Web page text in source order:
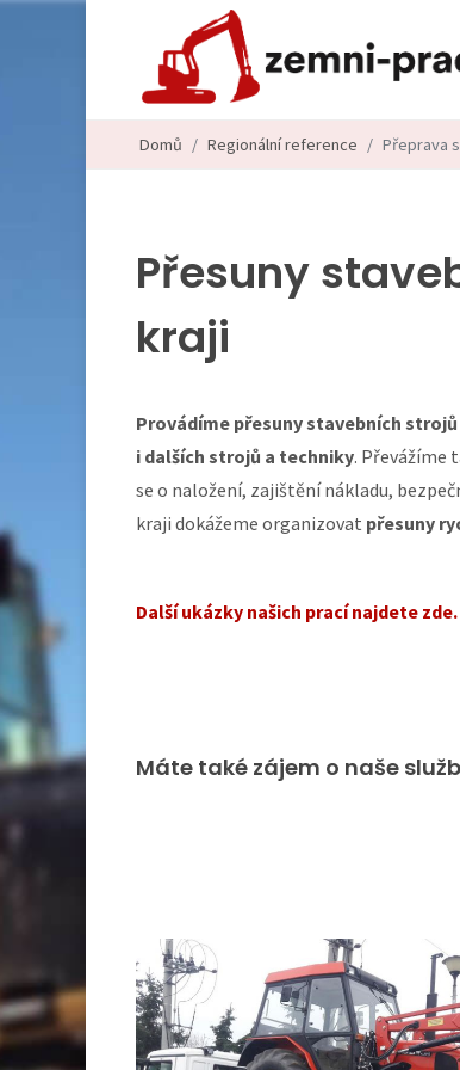
Domů Regionální reference Přeprava
Přesuny
kraji
Provádíme přesuny stavebních
i dalších strojů a techniky. Převážíme
se o naložení, zajištění nákladu,
kraji dokážeme organizovat přesuny
Další ukázky našich prací najdete zde.
Máte také zájem o naše